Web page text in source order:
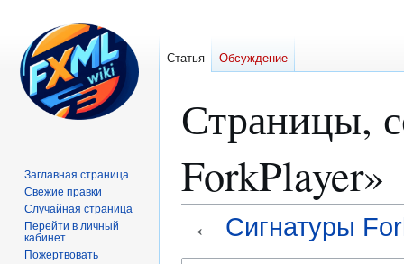
Страницы,
ForkPlayer»
← Сигнатуры
Статья Обсуждение
Заглавная страница
Свежие правки
Случайная страница
Перейти в личный
кабинет
Пожертвовать